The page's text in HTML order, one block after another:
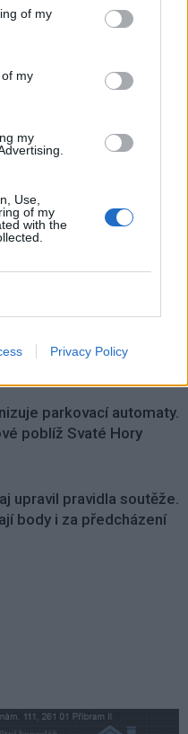
of my
my
my
Use,
of my
with the
Privacy Policy
slavnost v MŠ 28. října
Horší voda je jen na
parkovací automaty.
poblíž Svaté Hory
upravil pravidla soutěže.
body i za předcházení